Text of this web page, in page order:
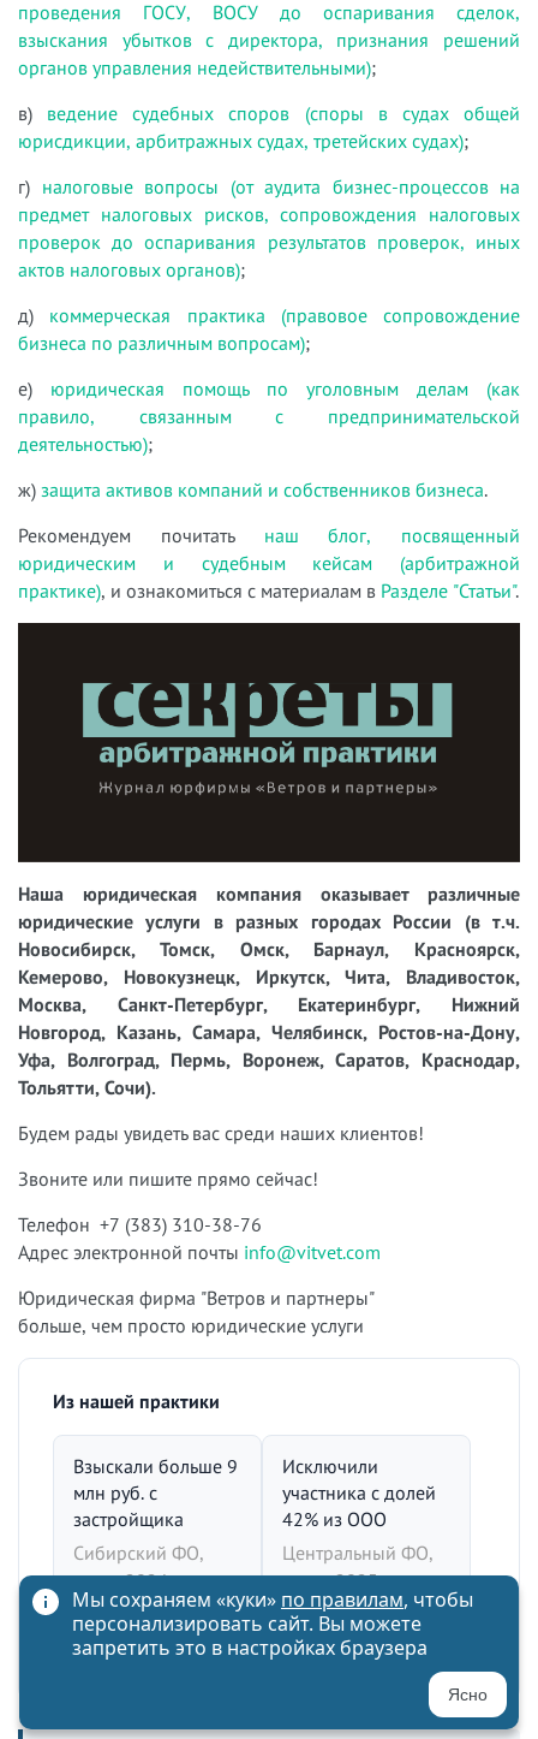
проведения ГОСУ, ВОСУ до оспаривания сделок,
взыскания убытков с директора, признания решений
органов управления недействительными);
в) ведение судебных споров (споры в судах общей
юрисдикции, арбитражных судах, третейских судах);
г) налоговые вопросы (от аудита бизнес-процессов на
предмет налоговых рисков, сопровождения налоговых
проверок до оспаривания результатов проверок, иных
актов налоговых органов);
д) коммерческая практика (правовое сопровождение
бизнеса по различным вопросам);
е) юридическая помощь по уголовным делам (как
правило, связанным с предпринимательской
деятельностью);
ж) защита активов компаний и собственников бизнеса.
Рекомендуем почитать наш блог, посвященный
юридическим и судебным кейсам (арбитражной
практике), и ознакомиться с материалам в Разделе "Статьи".
Наша юридическая компания оказывает различные
юридические услуги в разных городах России (в т.ч.
Новосибирск, Томск, Омск, Барнаул, Красноярск,
Кемерово, Новокузнецк, Иркутск, Чита, Владивосток,
Москва, Санкт-Петербург, Екатеринбург, Нижний
Новгород, Казань, Самара, Челябинск, Ростов-на-Дону,
Уфа, Волгоград, Пермь, Воронеж, Саратов, Краснодар,
Тольятти, Сочи).
Будем рады увидеть вас среди наших клиентов!
Звоните или пишите прямо сейчас!
Телефон +7 (383) 310-38-76
Адрес электронной почты info@vitvet.com
Юридическая фирма "Ветров и партнеры"
больше, чем просто юридические услуги
Из нашей практики
Взыскали больше 9
млн руб. с
застройщика
Сибирский ФО,
осень 2024
Исключили
участника с долей
42% из ООО
Центральный ФО,
весна 2025
АС Арсен Саркисян Юрист-аналитик Все кейсы →
Мы сохраняем «куки» по правилам, чтобы
персонализировать сайт. Вы можете
запретить это в настройках браузера
Ясно